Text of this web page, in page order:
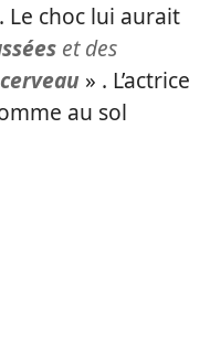
Le choc lui aurait
et des
» . L’actrice
au sol